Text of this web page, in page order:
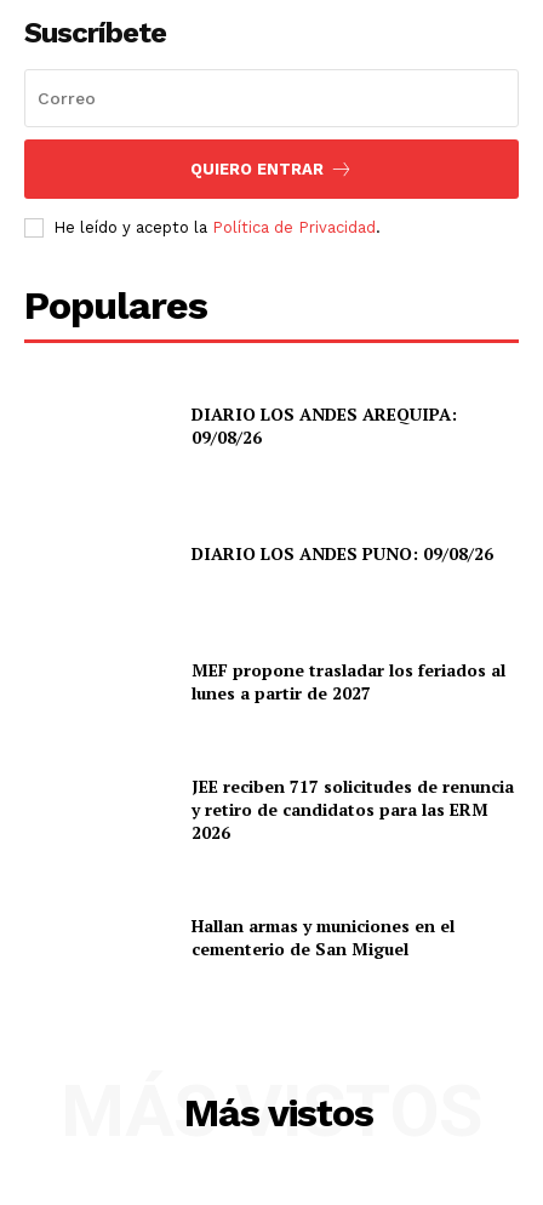
Suscríbete
QUIERO ENTRAR
He leído y acepto la Política de Privacidad.
Populares
DIARIO LOS ANDES AREQUIPA:
09/08/26
DIARIO LOS ANDES PUNO: 09/08/26
MEF propone trasladar los feriados al
lunes a partir de 2027
JEE reciben 717 solicitudes de renuncia
y retiro de candidatos para las ERM
2026
Hallan armas y municiones en el
cementerio de San Miguel
Más vistos
MÁS VISTOS